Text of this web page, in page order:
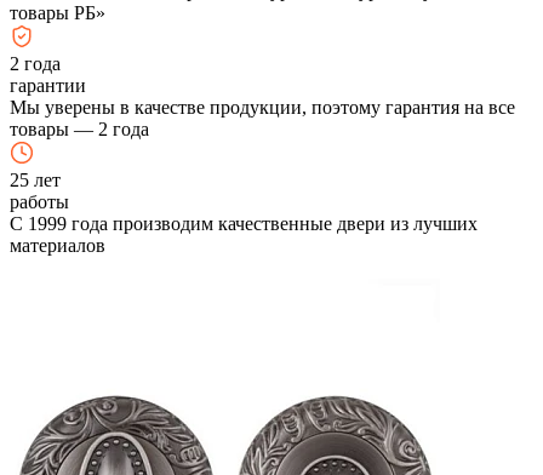
товары РБ»
2 года
гарантии
Мы уверены в качестве продукции, поэтому гарантия на все
товары — 2 года
25 лет
работы
С 1999 года производим качественные двери из лучших
материалов